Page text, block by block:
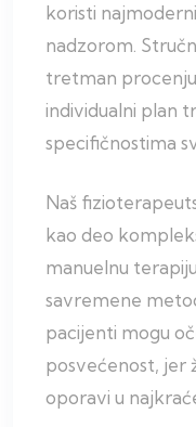
koristi
nadzorom.
tretman
individualni plan
specifičnostima
Naš
kao deo
manuelnu
savremene
pacijenti mogu
posvećenost, jer
oporavi u